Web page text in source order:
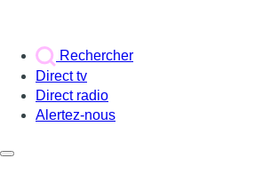
Rechercher
Direct tv
Direct radio
Alertez-nous